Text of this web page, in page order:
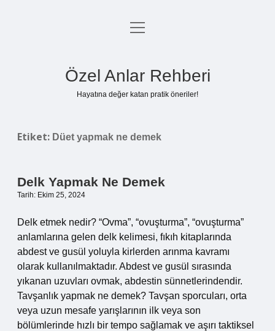
Anasayfa
menüyü
Özel Anlar Rehberi
Hayatına değer katan pratik öneriler!
Etiket: Düet yapmak ne demek
Delk Yapmak Ne Demek
Tarih: Ekim 25, 2024
Delk etmek nedir? “Ovma”, “ovuşturma”, “ovuşturma”
anlamlarına gelen delk kelimesi, fıkıh kitaplarında
abdest ve gusül yoluyla kirlerden arınma kavramı
olarak kullanılmaktadır. Abdest ve gusül sırasında
yıkanan uzuvları ovmak, abdestin sünnetlerindendir.
Tavşanlık yapmak ne demek? Tavşan sporcuları, orta
veya uzun mesafe yarışlarının ilk veya son
bölümlerinde hızlı bir tempo sağlamak ve aşırı taktiksel